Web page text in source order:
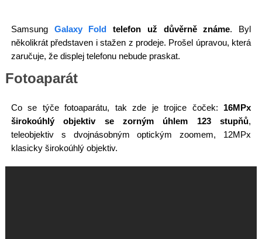
Samsung Galaxy Foldtelefon už důvěrně známe. Byl
několikrát představen i stažen z prodeje. Prošel úpravou, která
zaručuje, že displej telefonu nebude praskat.
Fotoaparát
Co se týče fotoaparátu, tak zde je trojice čoček: 16MPx
širokoúhlý objektiv se zorným úhlem 123 stupňů,
teleobjektiv s dvojnásobným optickým zoomem, 12MPx
klasicky širokoúhlý objektiv.